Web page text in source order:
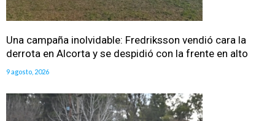
Una campaña inolvidable: Fredriksson vendió cara la
derrota en Alcorta y se despidió con la frente en alto
9 agosto, 2026